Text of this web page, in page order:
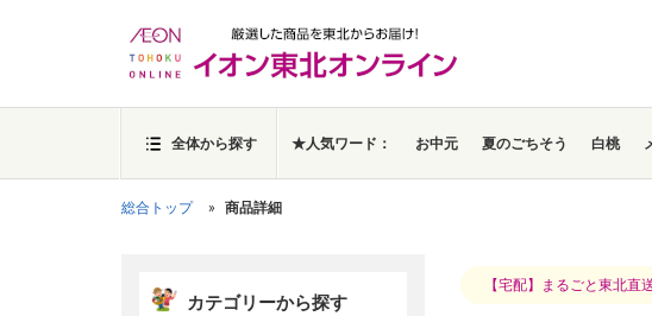
全体から探す ★人気ワード： お中元 夏のごちそう 白桃
総合トップ 商品詳細
カテゴリーから探す
【宅配】まるごと東北直